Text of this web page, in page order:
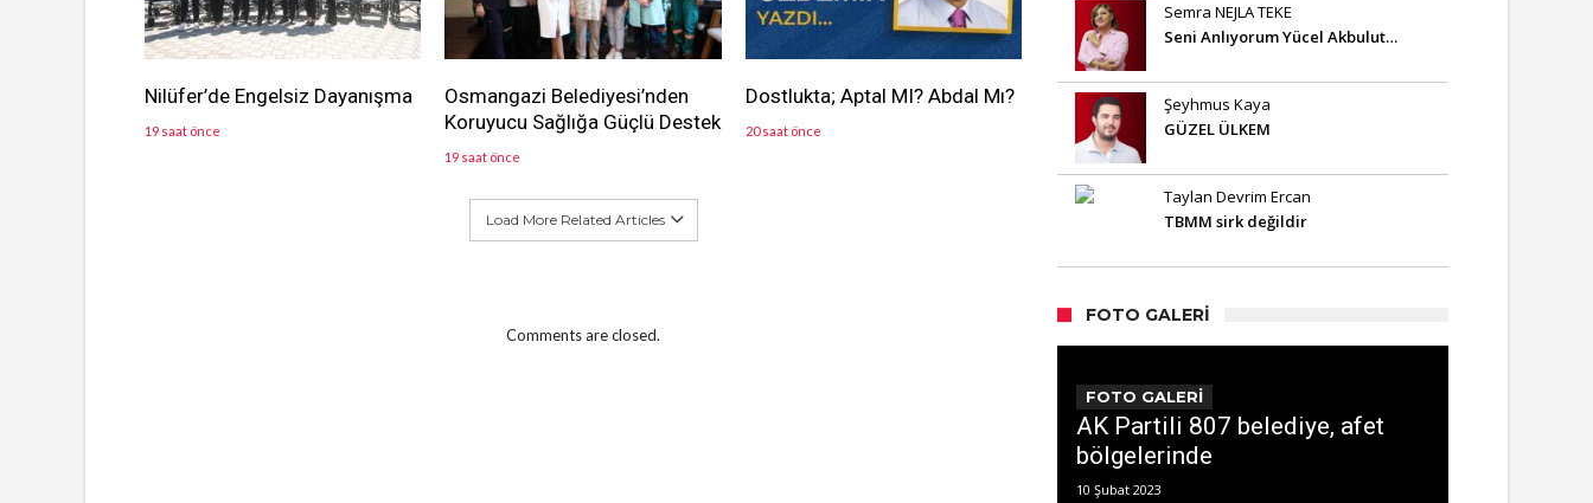
Nilüfer’de Engelsiz Dayanışma
19 saat önce
Osmangazi Belediyesi’nden
Koruyucu Sağlığa Güçlü Destek
19 saat önce
Dostlukta; Aptal MI? Abdal Mı?
20 saat önce
Load More Related Articles
Comments are closed.
Semra NEJLA TEKE
Seni Anlıyorum Yücel Akbulut…
Şeyhmus Kaya
GÜZEL ÜLKEM
Taylan Devrim Ercan
TBMM sirk değildir
FOTO GALERI
FOTO GALERİ
AK Partili 807 belediye, afet
bölgelerinde
10 Şubat 2023